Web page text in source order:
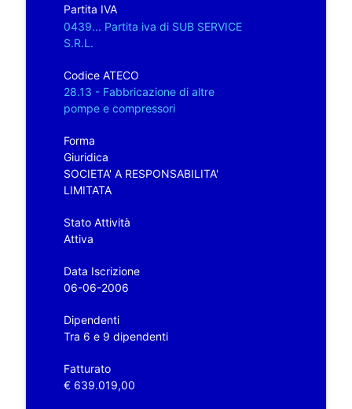
Partita IVA
0439... Partita iva di SUB SERVICE
S.R.L.
Codice ATECO
28.13 - Fabbricazione di altre
pompe e compressori
Forma
Giuridica
SOCIETA' A RESPONSABILITA'
LIMITATA
Stato Attività
Attiva
Data Iscrizione
06-06-2006
Dipendenti
Tra 6 e 9 dipendenti
Fatturato
€ 639.019,00